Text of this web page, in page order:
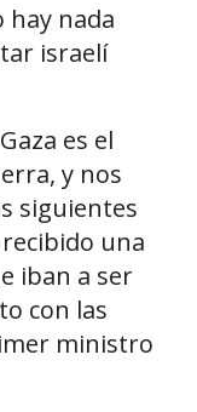
hay nada
israelí
es el
y nos
siguientes
una
iban a ser
con las
ministro